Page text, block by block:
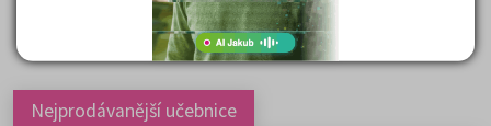
Nejprodávanější učebnice